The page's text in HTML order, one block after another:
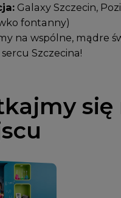
Galaxy Szczecin,
fontanny)
na wspólne, mądre
Szczecina!
się